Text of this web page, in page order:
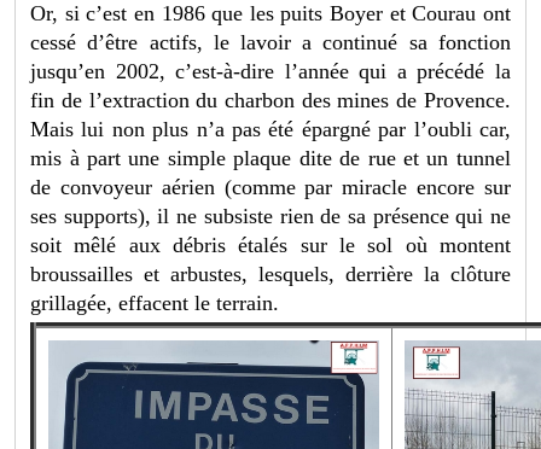
Or, si c’est en 1986 que les puits Boyer et Courau ont
cessé d’être actifs, le lavoir a continué sa fonction
jusqu’en 2002, c’est-à-dire l’année qui a précédé la
fin de l’extraction du charbon des mines de Provence.
Mais lui non plus n’a pas été épargné par l’oubli car,
mis à part une simple plaque dite de rue et un tunnel
de convoyeur aérien (comme par miracle encore sur
ses supports), il ne subsiste rien de sa présence qui ne
soit mêlé aux débris étalés sur le sol où montent
broussailles et arbustes, lesquels, derrière la clôture
grillagée, effacent le terrain.